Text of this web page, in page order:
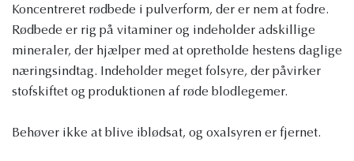
Koncentreret rødbede i pulverform, der er nem at fodre.
Rødbede er rig på vitaminer og indeholder adskillige
mineraler, der hjælper med at opretholde hestens daglige
næringsindtag. Indeholder meget folsyre, der påvirker
stofskiftet og produktionen af ​​røde blodlegemer.
Behøver ikke at blive iblødsat, og oxalsyren er fjernet.